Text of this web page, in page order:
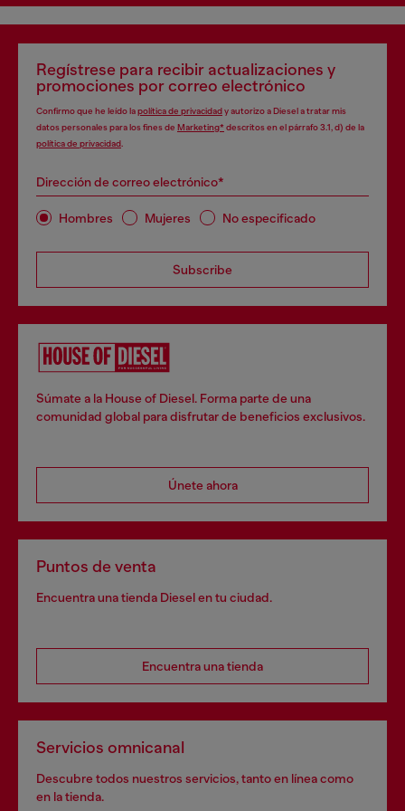
Regístrese para recibir actualizaciones y
promociones por correo electrónico
Confirmo que he leído lapolítica de privacidady autorizo a Diesel a tratar mis
datos personales para los fines de Marketing*descritos en el párrafo 3.1, d) de la
política de privacidad
Dirección de correo electrónico*
Hombres Mujeres No especificado
Subscribe
Súmate a la House of Diesel. Forma parte de una
comunidad global para disfrutar de beneficios exclusivos.
Únete ahora
Puntos de venta
Encuentra una tienda Diesel en tu ciudad.
Encuentra una tienda
Servicios omnicanal
Descubre todos nuestros servicios, tanto en línea como
en la tienda.